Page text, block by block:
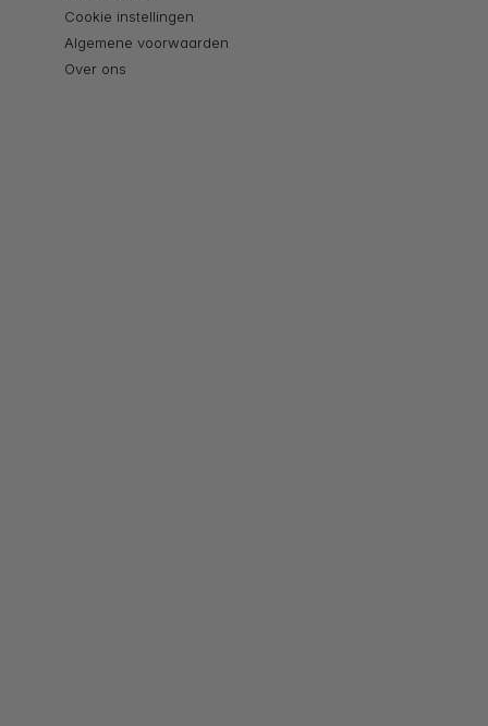
Cookie instellingen
Algemene voorwaarden
Over ons